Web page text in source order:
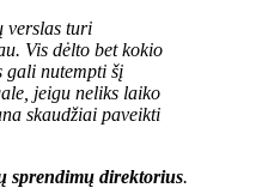
verslas turi
Vis dėlto bet kokio
gali nutempti šį
jeigu neliks laiko
skaudžiai paveikti
sprendimų direktorius.